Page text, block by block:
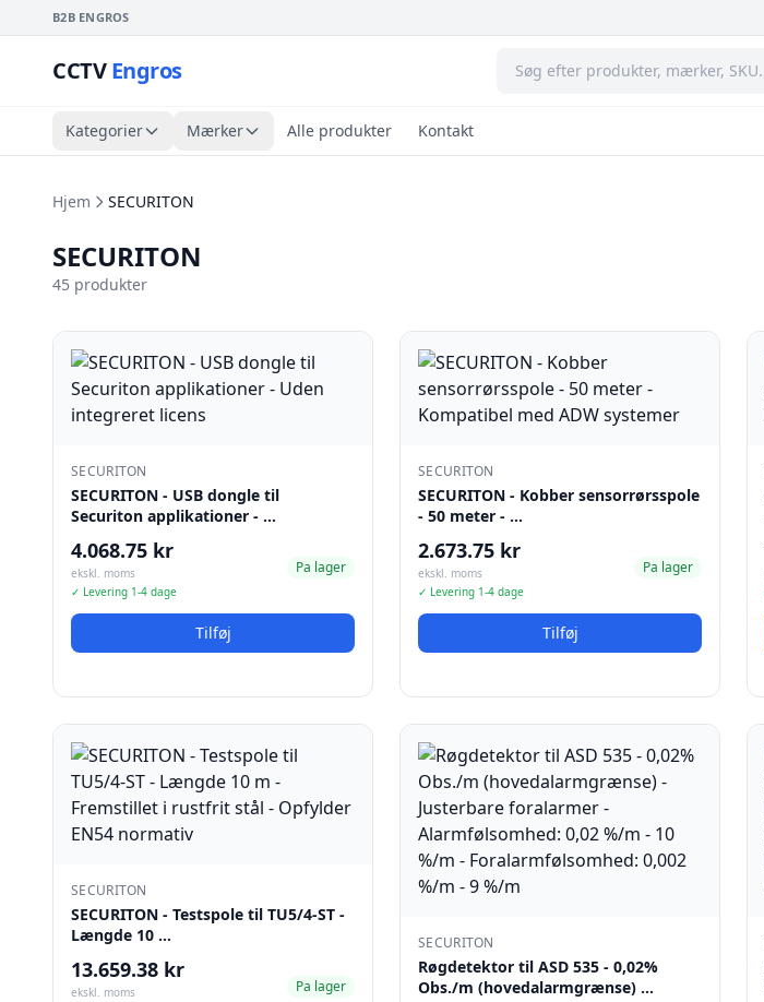
B2B ENGROS
CCTVEngros
Kategorier Mærker Alle produkter Kontakt
Hjem SECURITON
SECURITON
45 produkter
SECURITON
SECURITON - USB dongle til
Securiton applikationer - …
4.068.75 kr
ekskl. moms
✓ Levering 1-4 dage
Pa lager
Tilføj
SECURITON
SECURITON - Kobber sensorrørsspole
- 50 meter - …
2.673.75 kr
ekskl. moms
✓ Levering 1-4 dage
Pa lager
Tilføj
SECURITON
SECURITON - Testspole til TU5/4-ST -
Længde 10 …
13.659.38 kr
ekskl. moms
Pa lager
SECURITON
Røgdetektor til ASD 535 - 0,02%
Obs./m (hovedalarmgrænse) …